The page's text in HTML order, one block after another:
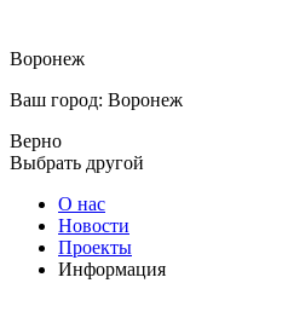
Воронеж
Ваш город: Воронеж
Верно
Выбрать другой
О нас
Новости
Проекты
Информация